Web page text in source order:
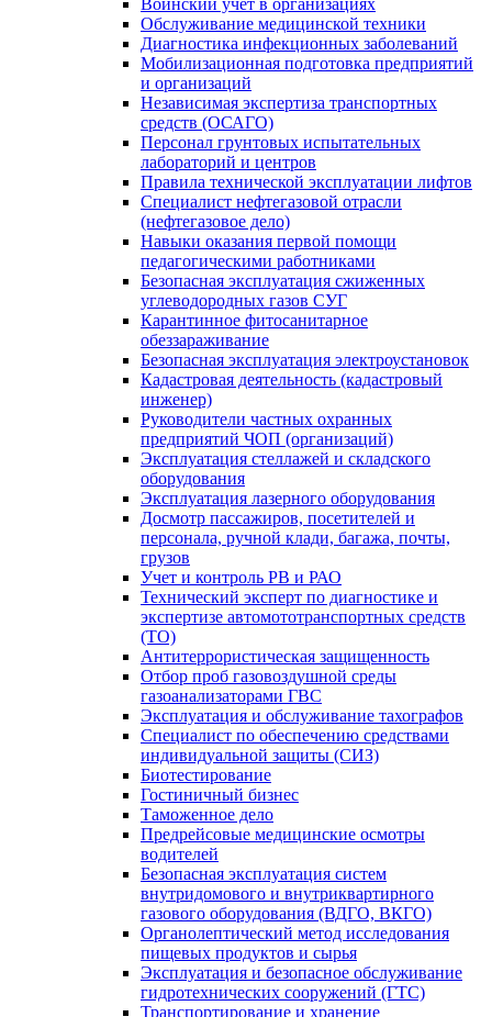
Воинский учет в организациях
Обслуживание медицинской техники
Диагностика инфекционных заболеваний
Мобилизационная подготовка предприятий
и организаций
Независимая экспертиза транспортных
средств (ОСАГО)
Персонал грунтовых испытательных
лабораторий и центров
Правила технической эксплуатации лифтов
Специалист нефтегазовой отрасли
(нефтегазовое дело)
Навыки оказания первой помощи
педагогическими работниками
Безопасная эксплуатация сжиженных
углеводородных газов СУГ
Карантинное фитосанитарное
обеззараживание
Безопасная эксплуатация электроустановок
Кадастровая деятельность (кадастровый
инженер)
Руководители частных охранных
предприятий ЧОП (организаций)
Эксплуатация стеллажей и складского
оборудования
Эксплуатация лазерного оборудования
Досмотр пассажиров, посетителей и
персонала, ручной клади, багажа, почты,
грузов
Учет и контроль РВ и РАО
Технический эксперт по диагностике и
экспертизе автомототранспортных средств
(ТО)
Антитеррористическая защищенность
Отбор проб газовоздушной среды
газоанализаторами ГВС
Эксплуатация и обслуживание тахографов
Специалист по обеспечению средствами
индивидуальной защиты (СИЗ)
Биотестирование
Гостиничный бизнес
Таможенное дело
Предрейсовые медицинские осмотры
водителей
Безопасная эксплуатация систем
внутридомового и внутриквартирного
газового оборудования (ВДГО, ВКГО)
Органолептический метод исследования
пищевых продуктов и сырья
Эксплуатация и безопасное обслуживание
гидротехнических сооружений (ГТС)
Транспортирование и хранение